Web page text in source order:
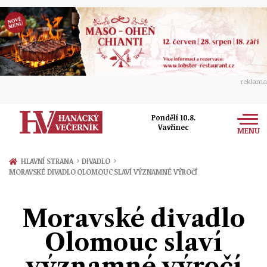
reklama
Pondělí 10.8.
Vavřinec
MENU
Zprávy
Prostějov
Politika
Ekonomika
Kultura
Hudba
Společnost
Ženy
Sport
HLAVNÍ STRANA › DIVADLO ›
MORAVSKÉ DIVADLO OLOMOUC SLAVÍ VÝZNAMNÉ VÝROČÍ
Moravské divadlo
Olomouc slaví